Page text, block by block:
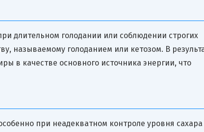
длительном голодании или соблюдении строгих
называемому голоданием или кетозом. В
в качестве основного источника энергии, что
при неадекватном контроле уровня